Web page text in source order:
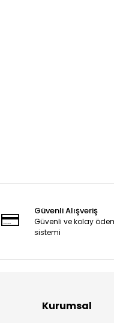
Güvenli Alışveriş
Güvenli ve kolay
sistemi
Kurumsal